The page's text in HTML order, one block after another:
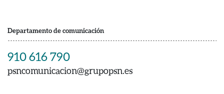
Departamento de comunicación
910 616 790
psncomunicacion@grupopsn.es